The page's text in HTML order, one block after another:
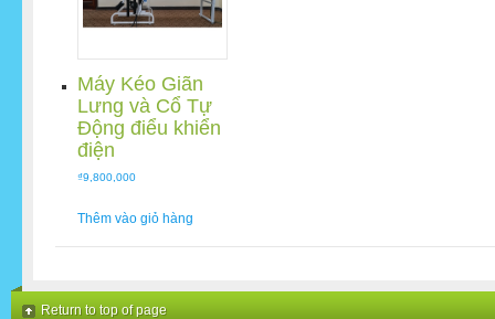
Máy Kéo Giãn
Lưng và Cổ Tự
Động điểu khiển
điện
₫9,800,000
Thêm vào giỏ hàng
Return to top of page